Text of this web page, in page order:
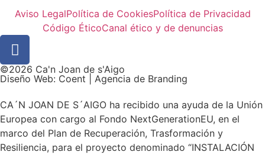
Aviso LegalPolítica de CookiesPolítica de Privacidad
Código ÉticoCanal ético y de denuncias
©2026 Ca'n Joan de s'Aigo
Diseño Web: Coent | Agencia de Branding
CA´N JOAN DE S´AIGO ha recibido una ayuda de la Unión
Europea con cargo al Fondo NextGenerationEU, en el
marco del Plan de Recuperación, Trasformación y
Resiliencia, para el proyecto denominado “INSTALACIÓN